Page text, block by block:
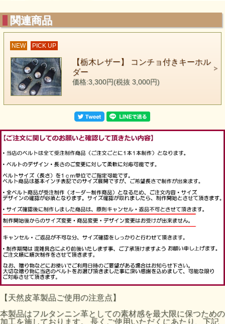
関連商品
NEW PICK UP
【栃木レザー】 コンチョ付きキーホル
ダー
価格:3,300円(税抜 3,000円)
【天然皮革製品ご使用の注意点】
本製品はフルタンニン革としての素材感を最大限に保つための
加工を施しております。 長くご使用いただくにあたり、下記